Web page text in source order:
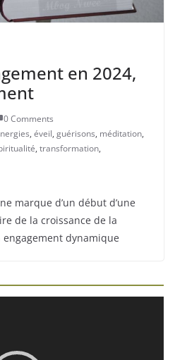
en 2024,
0 Comments
, éveil, guérisons, méditation,
, transformation,
marque d’un début d’une
de la croissance de la
dynamique